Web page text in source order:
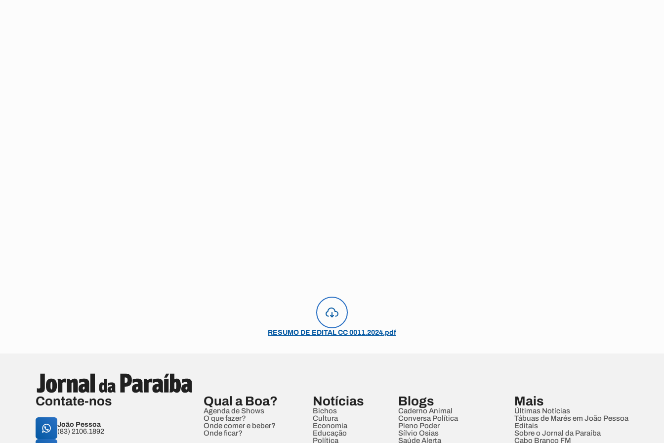
RESUMO DE EDITAL CC 0011.2024.pdf
Contate-nos
João Pessoa
(83) 2106.1892
Qual a Boa?
Agenda de Shows
O que fazer?
Onde comer e beber?
Onde ficar?
Notícias
Bichos
Cultura
Economia
Educação
Política
Blogs
Caderno Animal
Conversa Política
Pleno Poder
Sílvio Osias
Saúde Alerta
Mais
Últimas Notícias
Tábuas de Marés em João Pessoa
Editais
Sobre o Jornal da Paraíba
Cabo Branco FM